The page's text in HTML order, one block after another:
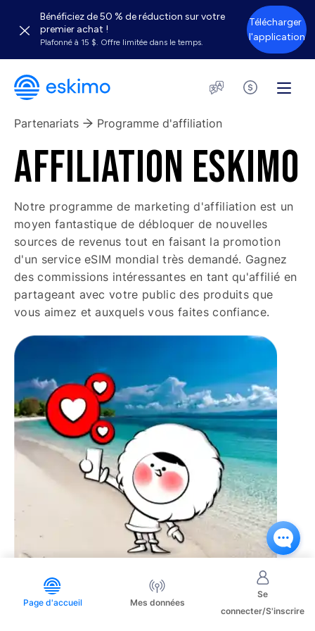
Bénéficiez de 50 % de réduction sur votre
premier achat !
Plafonné à 15 $. Offre limitée dans le temps.
Télécharger
l'application
Partenariats Programme d'affiliation
AFFILIATION ESKIMO
Notre programme de marketing d'affiliation est un
moyen fantastique de débloquer de nouvelles
sources de revenus tout en faisant la promotion
d'un service eSIM mondial très demandé. Gagnez
des commissions intéressantes en tant qu'affilié en
partageant avec votre public des produits que
vous aimez et auxquels vous faites confiance.
Page d'accueil Mes données
Se
connecter/S'inscrire